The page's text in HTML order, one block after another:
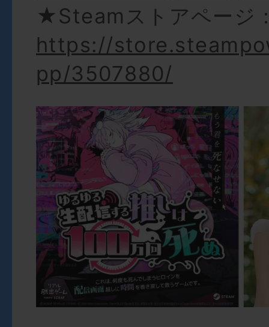
★Steamストアページ
https://
pp/3507880/